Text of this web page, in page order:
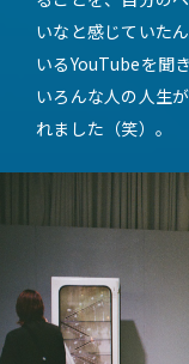
いなと感じていた
いるYouTubeを聞
いろんな人の人生
れました（笑）。